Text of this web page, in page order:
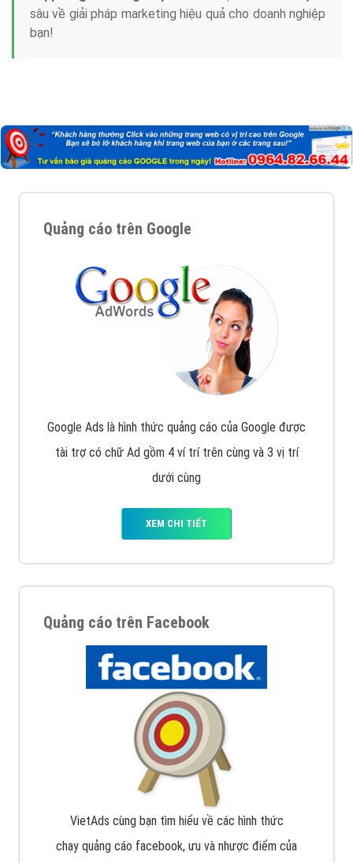
sâu về giải pháp marketing hiệu quả cho doanh nghiệp
bạn!
Quảng cáo trên Google
Google Ads là hình thức quảng cáo của Google được
tài trợ có chữ Ad gồm 4 ví trí trên cùng và 3 vị trí
dưới cùng
XEM CHI TIẾT
Quảng cáo trên Facebook
VietAds cùng bạn tìm hiểu về các hình thức
chạy quảng cáo facebook, ưu và nhược điểm của